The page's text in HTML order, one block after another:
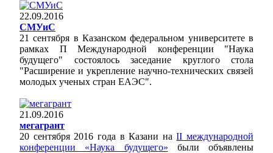
22.09.2016
СМУиС
21 сентября в Казанском федеральном университете в
рамках П Международной конференции "Наука
будущего" состоялось заседание круглого стола
"Расширение и укрепление научно-технических связей
молодых ученых стран ЕАЭС".
21.09.2016
мегагрант
20 сентября 2016 года в Казани наII международной
конференции «Наука будущего» были объявлены